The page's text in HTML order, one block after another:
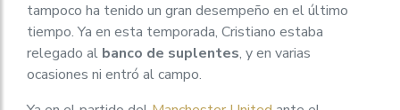
tampoco ha tenido un gran desempeño en el último
tiempo. Ya en esta temporada, Cristiano estaba
relegado al banco de suplentes, y en varias
ocasiones ni entró al campo.